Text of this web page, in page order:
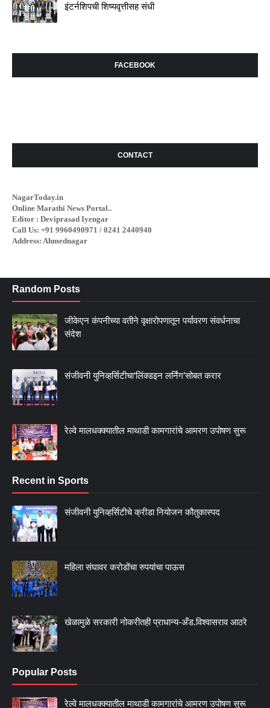
इंटर्नशिपची शिष्यवृत्तीसह संधी
FACEBOOK
CONTACT
NagarToday.in
Online Marathi News Portal..
Editor : Deviprasad Iyengar
Call Us: +91 9960490971 / 0241 2440940
Address: Ahmednagar
Random Posts
जीकेएन कंपनीच्या वतीने वृक्षारोपणातून पर्यावरण संवर्धनाचा
संदेश
संजीवनी युनिव्हर्सिटीचा‘लिंक्डइन लर्निंग’सोबत करार
रेल्वे मालधक्क्यातील माथाडी कामगारांचे आमरण उपोषण सुरू
Recent in Sports
संजीवनी युनिव्हर्सिटीचे क्रीडा नियोजन कौतुकास्पद
महिला संघावर करोडोंचा रुपयांचा पाऊस
खेळामुळे सरकारी नोकरीतही प्राधान्य-अँड.विश्वासराव आठरे
Popular Posts
रेल्वे मालधक्क्यातील माथाडी कामगारांचे आमरण उपोषण सुरू